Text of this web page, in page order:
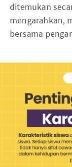
ditemukan
mengarahkan,
bersama